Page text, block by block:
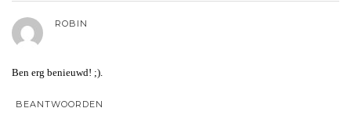
ROBIN
Ben erg benieuwd! ;).
BEANTWOORDEN